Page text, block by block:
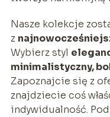
Nasze kolekcje
z
Wybierz styl
minimalistyczny,
Zapoznajcie się z
znajdziecie coś
indywidualność.